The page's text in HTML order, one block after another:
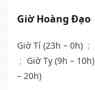
Giờ Hoàng Đạo
Giờ Tí (23h – 0h) ;
; Giờ Tỵ (9h – 10h)
– 20h)